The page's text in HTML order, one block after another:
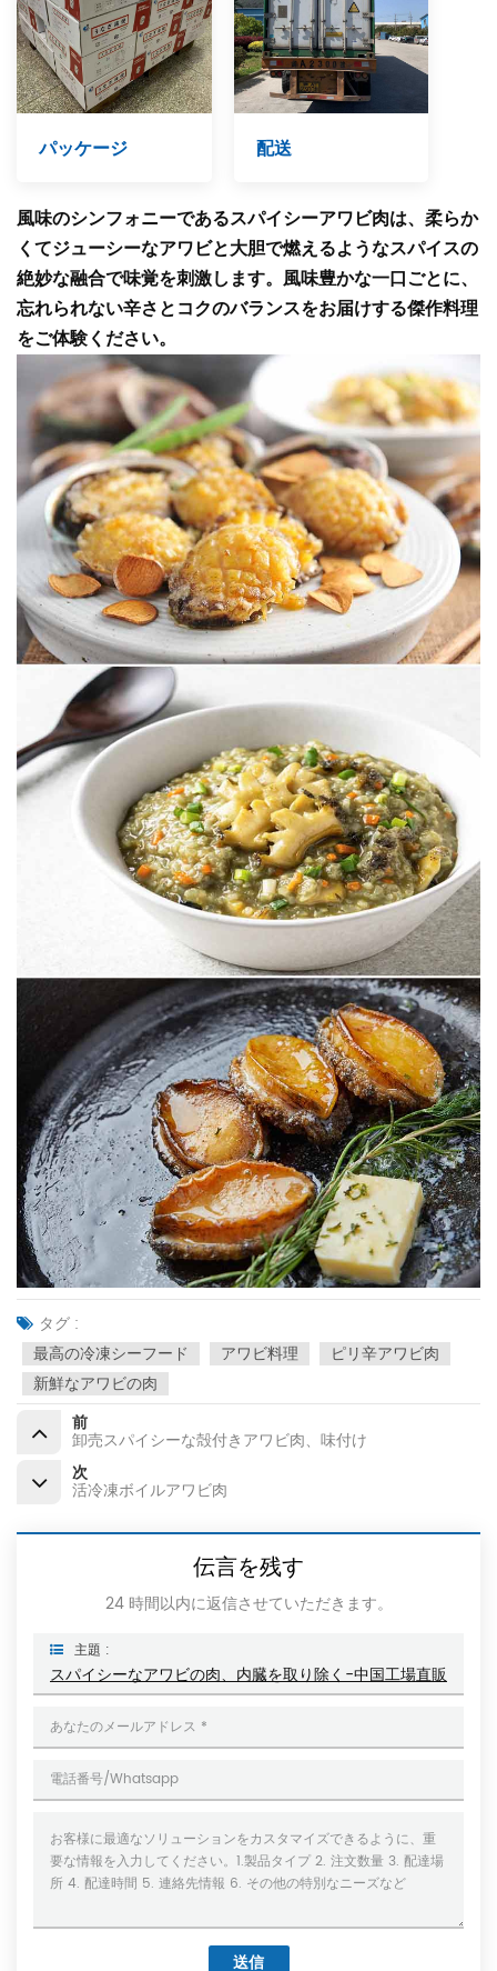
パッケージ 配送
風味のシンフォニーであるスパイシーアワビ肉は、柔らか
くてジューシーなアワビと大胆で燃えるようなスパイスの
絶妙な融合で味覚を刺激します。風味豊かな一口ごとに、
忘れられない辛さとコクのバランスをお届けする傑作料理
をご体験ください。
タグ :
最高の冷凍シーフード
アワビ料理
ピリ辛アワビ肉
新鮮なアワビの肉
前
卸売スパイシーな殻付きアワビ肉、味付け
次
活冷凍ボイルアワビ肉
伝言を残す
24 時間以内に返信させていただきます。
主題 :
スパイシーなアワビの肉、内臓を取り除く-中国工場直販
送信